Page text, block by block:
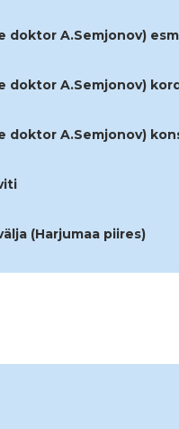
doktor A.Semjonov)
doktor A.Semjonov)
doktor A.Semjonov)
(Harjumaa piires)